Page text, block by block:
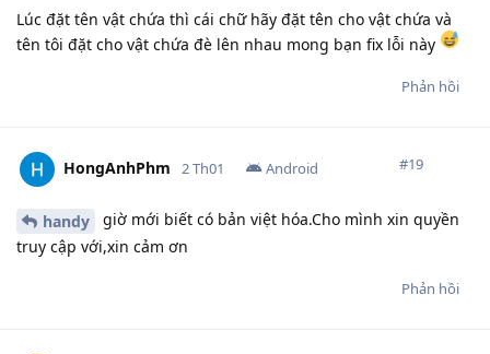
Lúc đặt tên vật chứa thì cái chữ hãy đặt tên cho vật chứa và
tên tôi đặt cho vật chứa đè lên nhau mong bạn fix lỗi này
Phản hồi
HongAnhPhm 2 Th01 #19
Android
handy
giờ mới biết có bản việt hóa.Cho mình xin quyền
truy cập với,xin cảm ơn
Phản hồi